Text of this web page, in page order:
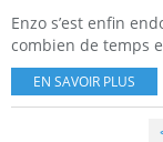
Enzo s’est enfin
combien de temps
EN SAVOIR PLUS